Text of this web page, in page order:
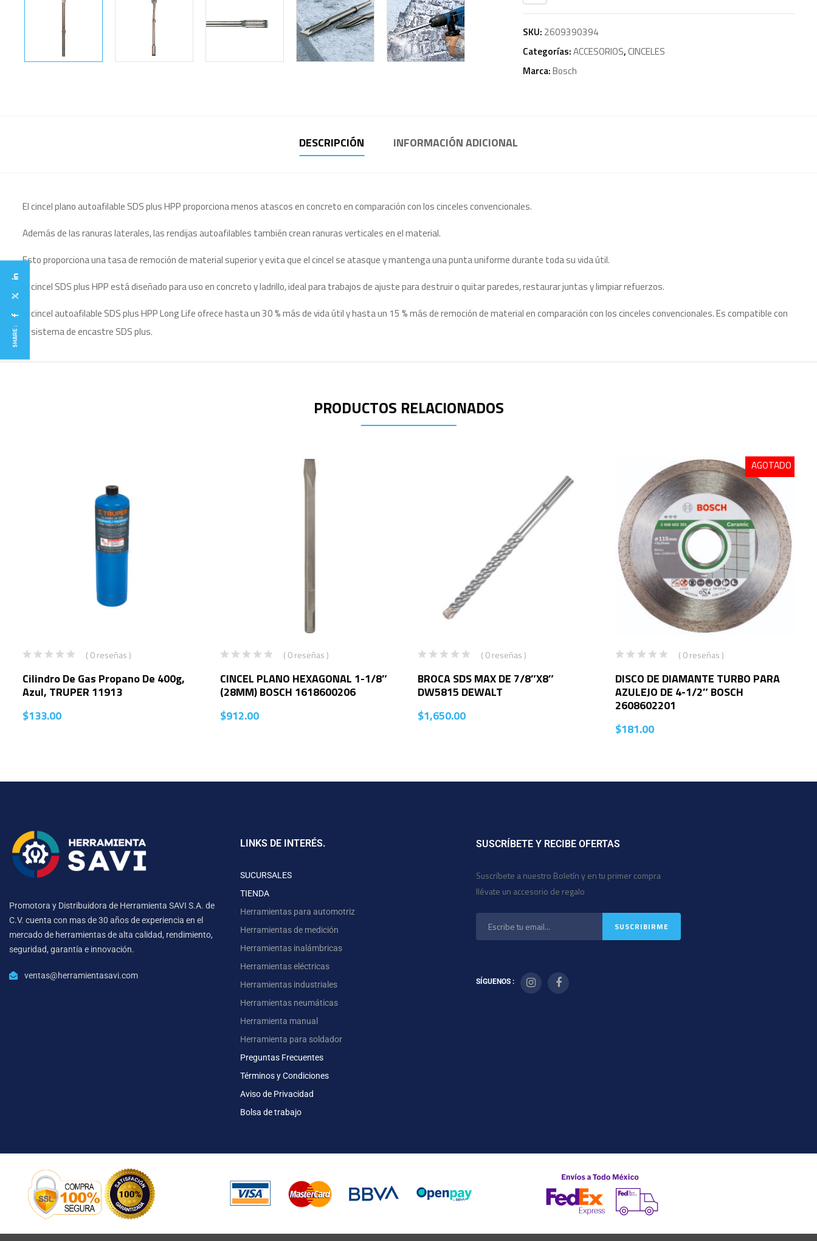
SKU: 2609390394
Categorías:ACCESORIOS,CINCELES
Marca:Bosch
DESCRIPCIÓN INFORMACIÓN ADICIONAL
El cincel plano autoafilable SDS plus HPP proporciona menos atascos en concreto en comparación con los cinceles convencionales.
Además de las ranuras laterales, las rendijas autoafilables también crean ranuras verticales en el material.
Esto proporciona una tasa de remoción de material superior y evita que el cincel se atasque y mantenga una punta uniforme durante toda su vida útil.
El cincel SDS plus HPP está diseñado para uso en concreto y ladrillo, ideal para trabajos de ajuste para destruir o quitar paredes, restaurar juntas y limpiar refuerzos.
El cincel autoafilable SDS plus HPP Long Life ofrece hasta un 30 % más de vida útil y hasta un 15 % más de remoción de material en comparación con los cinceles convencionales. Es compatible con
el sistema de encastre SDS plus.
SHARE :
PRODUCTOS RELACIONADOS
( 0 reseñas )
Cilindro De Gas Propano De 400g,
Azul, TRUPER 11913
$133.00
( 0 reseñas )
CINCEL PLANO HEXAGONAL 1-1/8″
(28MM) BOSCH 1618600206
$912.00
( 0 reseñas )
BROCA SDS MAX DE 7/8″X8″
DW5815 DEWALT
$1,650.00
AGOTADO
( 0 reseñas )
DISCO DE DIAMANTE TURBO PARA
AZULEJO DE 4-1/2″ BOSCH
2608602201
$181.00
Promotora y Distribuidora de Herramienta SAVI S.A. de
C.V. cuenta con mas de 30 años de experiencia en el
mercado de herramientas de alta calidad, rendimiento,
seguridad, garantía e innovación.
ventas@herramientasavi.com
LINKS DE INTERÉS.
SUCURSALES
TIENDA
Herramientas para automotriz
Herramientas de medición
Herramientas inalámbricas
Herramientas eléctricas
Herramientas industriales
Herramientas neumáticas
Herramienta manual
Herramienta para soldador
Preguntas Frecuentes
Términos y Condiciones
Aviso de Privacidad
Bolsa de trabajo
SUSCRÍBETE Y RECIBE OFERTAS
Suscríbete a nuestro Boletín y en tu primer compra
llévate un accesorio de regalo
SÍGUENOS :